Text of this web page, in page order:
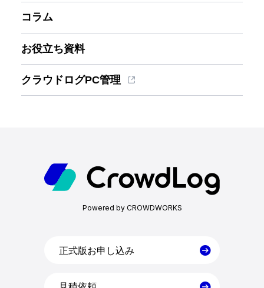
機能一覧
目的・活用シーン
料金
コラム
お役立ち資料
クラウドログPC管理
Powered by CROWDWORKS
正式版お申し込み